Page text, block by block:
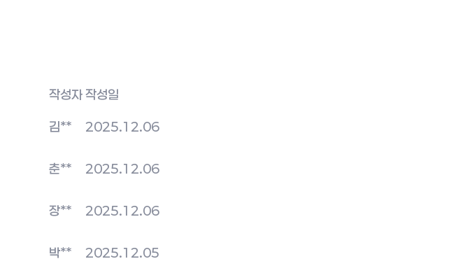
작성자작성일
김** 2025.12.06
춘** 2025.12.06
장** 2025.12.06
박** 2025.12.05